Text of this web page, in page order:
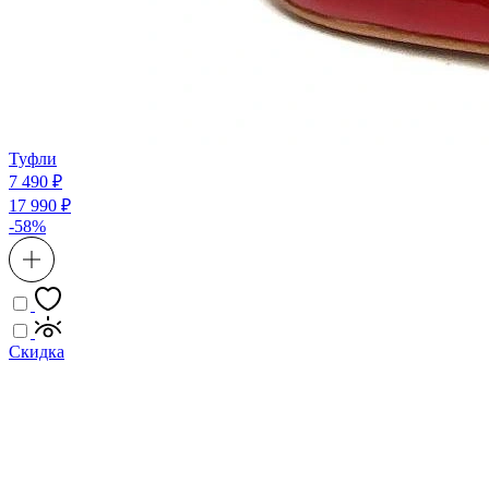
Туфли
7 490 ₽
17 990 ₽
-58%
Скидка